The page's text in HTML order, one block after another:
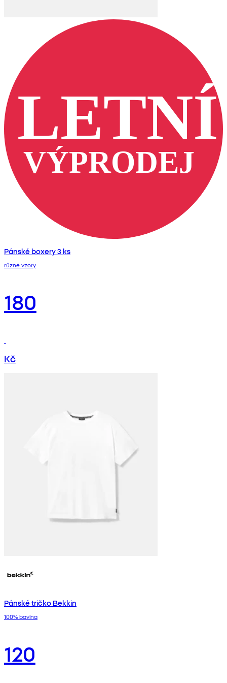
Pánské boxery 3 ks
různé vzory
180
Kč
Pánské tričko Bekkin
100% bavlna
120